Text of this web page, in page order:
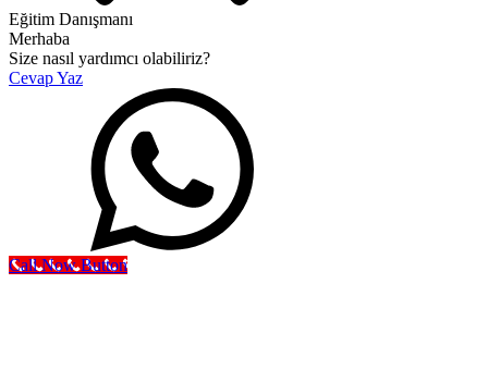
Eğitim Danışmanı
Merhaba
Size nasıl yardımcı olabiliriz?
Cevap Yaz
Call Now Button